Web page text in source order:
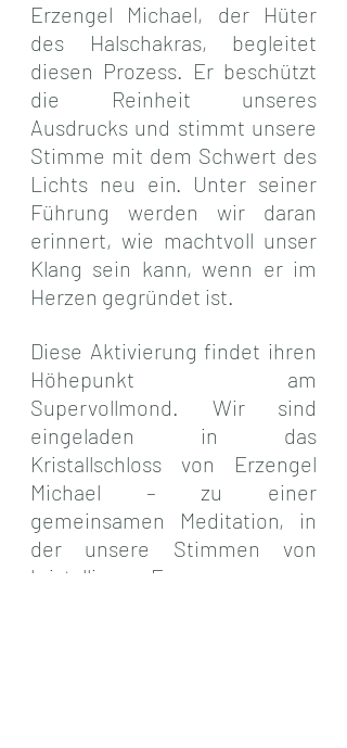
Erzengel Michael, der Hüter
des Halschakras, begleitet
diesen Prozess. Er beschützt
die Reinheit unseres
Ausdrucks und stimmt unsere
Stimme mit dem Schwert des
Lichts neu ein. Unter seiner
Führung werden wir daran
erinnert, wie machtvoll unser
Klang sein kann, wenn er im
Herzen gegründet ist.
Diese Aktivierung findet ihren
Höhepunkt am
Supervollmond. Wir sind
eingeladen in das
Kristallschloss von Erzengel
Michael – zu einer
gemeinsamen Meditation, in
der unsere Stimmen von
kristallinen Frequenzen neu